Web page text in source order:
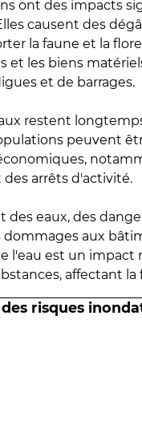
ont des impacts
causent des
la faune et la
et les biens
et de barrages.
restent
peuvent
arrêts d'activité.
des eaux, des
dommages aux
l'eau est un impact
affectant la
risques